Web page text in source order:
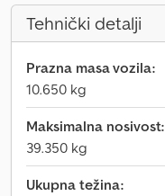
Tehnički detalji
Prazna masa vozila:
10.650 kg
Maksimalna nosivost:
39.350 kg
Ukupna težina: